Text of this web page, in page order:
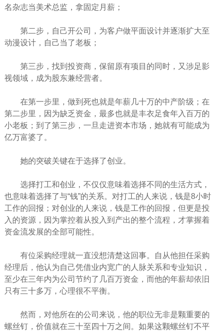
名杂志当美术总监，拿固定月薪；
第二步，自己开公司，为客户做平面设计并逐渐扩大至
动漫设计，自己当了老板；
第三步，找到投资商，保留原有项目的同时，又涉足影
视领域，成为股东兼经营者。
在第一步里，做到死也就是年薪几十万的中产阶级；在
第二步里，因为缺乏资金，最多也就是丰衣足食年入百万的
小老板；到了第三步，一旦走进资本市场，她就有可能成为
亿万富婆了。
她的突破关键在于选择了创业。
选择打工和创业，不仅仅意味着选择不同的生活方式，
也意味着选择了与“钱”的关系。对打工的人来说，钱是8小时
工作的回报；对创业的人来说，钱是工作的回报，但更是投
入的资源，因为掌控着从投入到产出的整个流程，才掌握着
资金流发展的全部可能性。
有位采购经理就一直没想清楚这回事。自从他担任采购
经理后，他认为自己凭借业内宽广的人脉关系和专业知识，
至少在三年内为公司节约了几百万资金，而他的年薪却依旧
只有三十多万，心理很不平衡。
然而，对他所在的公司来说，他的职位无非是颗重要的
螺丝钉，价值就在三十至四十万之间。如果这颗螺丝钉不平